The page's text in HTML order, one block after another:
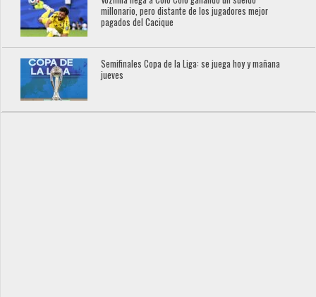
millonario, pero distante de los jugadores mejor
pagados del Cacique
Semifinales Copa de la Liga: se juega hoy y mañana
jueves